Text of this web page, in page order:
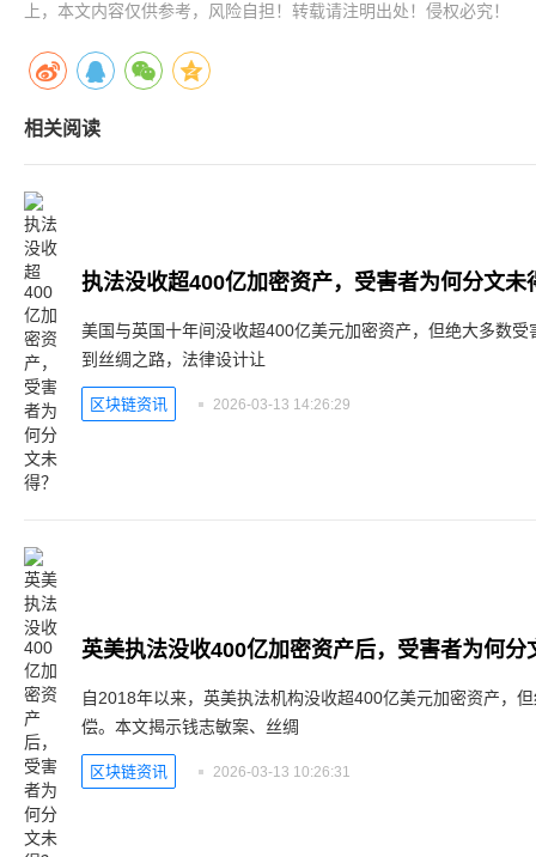
上，本文内容仅供参考，风险自担！转载请注明出处！侵权必究！
相关阅读
执法没收超400亿加密资产，受害者为何分文未
美国与英国十年间没收超400亿美元加密资产，但绝大多数
到丝绸之路，法律设计让
区块链资讯 2026-03-13 14:26:29
英美执法没收400亿加密资产后，受害者为何分
自2018年以来，英美执法机构没收超400亿美元加密资产，
偿。本文揭示钱志敏案、丝绸
区块链资讯 2026-03-13 10:26:31